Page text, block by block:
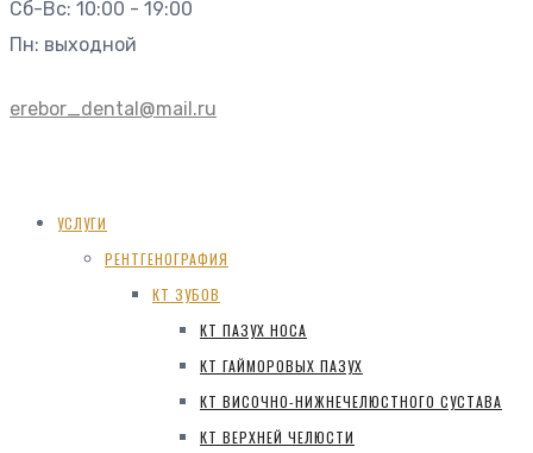
Сб-Вс: 10:00 - 19:00
Пн: выходной
erebor_dental@mail.ru
УСЛУГИ
РЕНТГЕНОГРАФИЯ
КТ ЗУБОВ
КТ ПАЗУХ НОСА
КТ ГАЙМОРОВЫХ ПАЗУХ
КТ ВИСОЧНО-НИЖНЕЧЕЛЮСТНОГО СУСТАВА
КТ ВЕРХНЕЙ ЧЕЛЮСТИ